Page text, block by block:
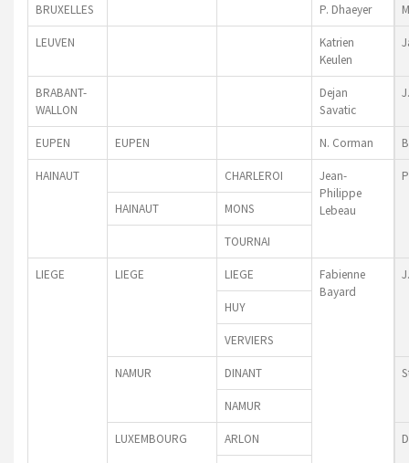
BRUXELLES P. Dhaeyer
LEUVEN
Katrien
Keulen
BRABANT-
WALLON
Dejan
Savatic
EUPEN EUPEN N. Corman
HAINAUT CHARLEROI
Jean-
Philippe
Lebeau
HAINAUT MONS
TOURNAI
LIEGE LIEGE LIEGE
Fabienne
Bayard
HUY
VERVIERS
NAMUR DINANT
NAMUR
LUXEMBOURG ARLON